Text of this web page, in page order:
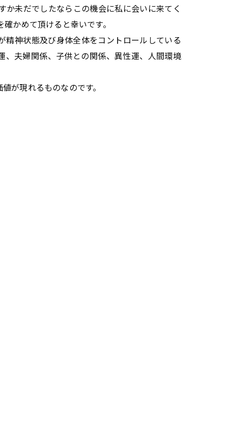
未だでしたならこの機会に私に会いに来てく
かめて頂けると幸いです。
神状態及び身体全体をコントロールしている
、夫婦関係、子供との関係、異性運、人間環境
が現れるものなのです。